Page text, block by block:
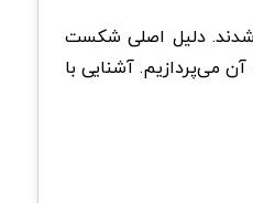
شدند. دلیل اصلی شکست‌
می‌پردازیم. آشنایی با